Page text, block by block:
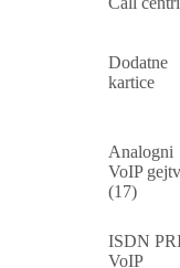
Dodatne
kartice
Analogni
VoIP
(17)
ISDN
VoIP